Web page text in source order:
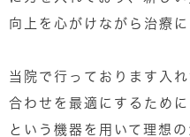
向上を心がけながら治療
当院で行っております入
合わせを最適にするため
という機器を用いて理想